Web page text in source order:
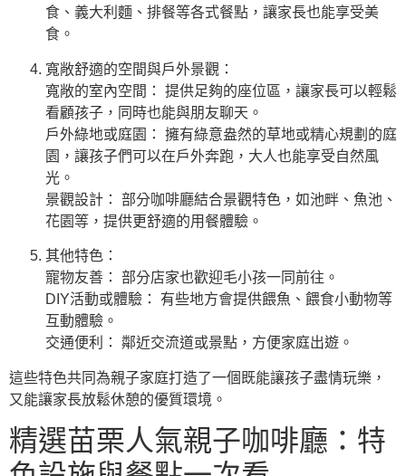
食、義大利麵、排餐等各式餐點，讓家長也能享受美
食。
寬敞舒適的空間與戶外景觀：
寬敞的室內空間： 提供足夠的座位區，讓家長可以輕鬆
看顧孩子，同時也能與朋友聊天。
戶外綠地或庭園： 擁有綠意盎然的草地或精心規劃的庭
園，讓孩子們可以在戶外奔跑，大人也能享受自然風
光。
景觀設計： 部分咖啡廳結合景觀特色，如池畔、魚池、
花園等，提供更舒適的用餐體驗。
其他特色：
寵物友善： 部分店家也歡迎毛小孩一同前往。
DIY活動或體驗： 有些地方會提供餵魚、餵食小動物等
互動體驗。
交通便利： 鄰近交流道或景點，方便家庭出遊。
這些特色共同為親子家庭打造了一個既能讓孩子盡情玩樂，
又能讓家長放鬆休憩的優質環境。
精選苗栗人氣親子咖啡廳：特